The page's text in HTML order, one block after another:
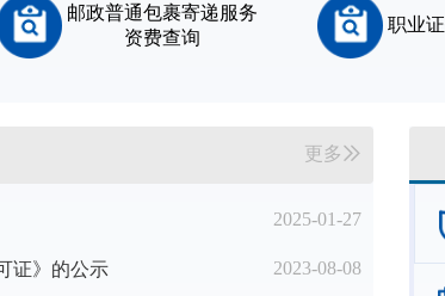
邮政普通包裹寄递服务
资费查询
职业
更多
2025-01-27
证》的公示 2023-08-08